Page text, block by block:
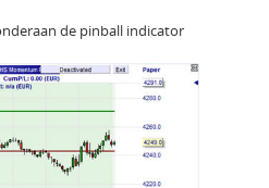
de pinball indicator